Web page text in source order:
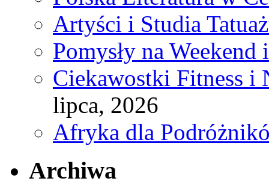
Artyści i Studia
Pomysły na
Ciekawostki Fitness i
lipca, 2026
Afryka dla
Archiwa